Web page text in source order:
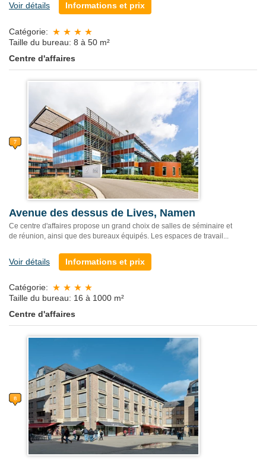
Voir détails Informations et prix
Catégorie:
Taille du bureau: 8 à 50 m²
Centre d'affaires
Avenue des dessus de Lives, Namen
Ce centre d'affaires propose un grand choix de salles de séminaire et
de réunion, ainsi que des bureaux équipés. Les espaces de travail...
Voir détails Informations et prix
Catégorie:
Taille du bureau: 16 à 1000 m²
Centre d'affaires